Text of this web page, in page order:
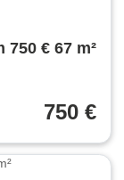
€ 67 m²
750 €